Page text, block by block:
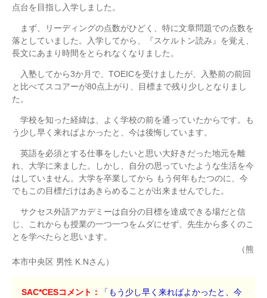
点台を目指し入学しました。
まず、リーディングの点数がひどく、特に文章問題での点数を
落としていました。入学してから、『スケルトン読み』を覚え、
長文にあまり時間をとられなくなりました。
入塾してから3か月で、TOEICを受けましたが、入塾前の前回
と比べてスコアーが80点上がり、目標まで残り少しとなりまし
た。
学校を知った経緯は、よく学校の前を通っていたからです。も
う少し早く来ればよかったと、今は後悔しています。
英語を必須とする仕事をしたいと思い大好きだった地元を離
れ、大学に来ました。しかし、自分の思っていたような生活を今
はしていません。大学を卒業してから もう何年もたつのに、今
でもこの目標だけはあきらめることが出来ませんでした。
サクセス外語アカデミーは自分の目標を達成できる場だと信
じ、これからも授業の一つ一つをムダにせず、先生から多くのこ
とを学べたらと思います。
（熊
本市中央区 男性 K.Nさん）
SAC*CESコメント：
「もう少し早く来ればよかったと、今